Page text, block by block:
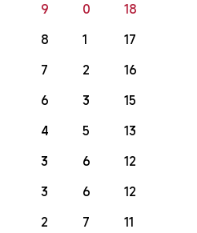
9 0
18
8 1
17
7 2
16
6 3
15
4 5
13
3 6
12
3 6
12
2 7
11